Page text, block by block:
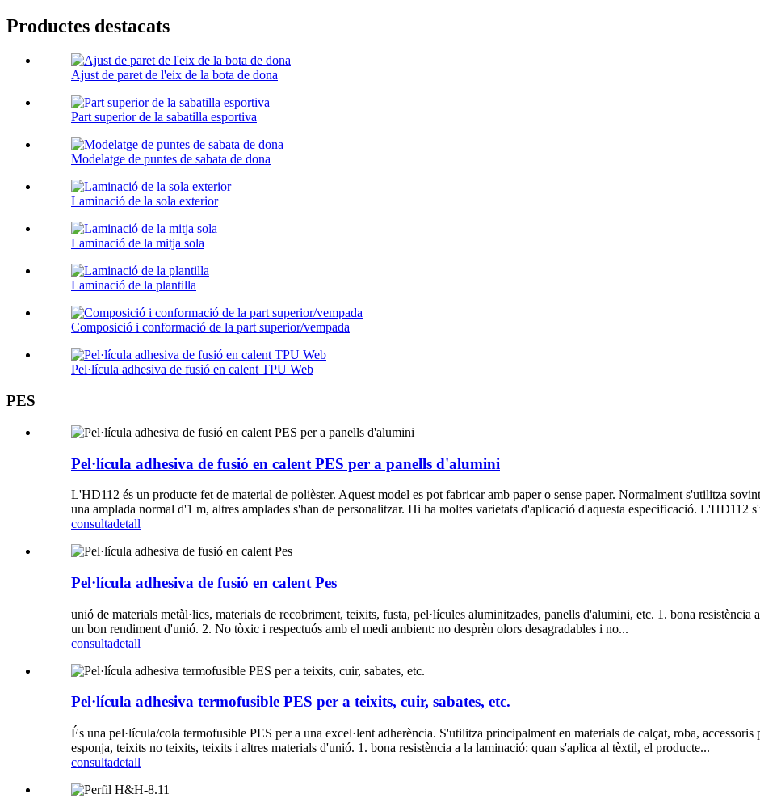
Productes destacats
Ajust de paret de l'eix de la bota de dona
Part superior de la sabatilla esportiva
Modelatge de puntes de sabata de dona
Laminació de la sola exterior
Laminació de la mitja sola
Laminació de la plantilla
Composició i conformació de la part superior/vempada
Pel·lícula adhesiva de fusió en calent TPU Web
PES
Pel·lícula adhesiva de fusió en calent PES per a panells d'alumini
L'HD112 és un producte fet de material de polièster. Aquest model es pot fabricar amb paper o sense paper. Normalment s'utilitza
una amplada normal d'1 m, altres amplades s'han de personalitzar. Hi ha moltes varietats d'aplicació d'aquesta especificació. L'HD112
consultadetall
Pel·lícula adhesiva de fusió en calent Pes
unió de materials metàl·lics, materials de recobriment, teixits, fusta, pel·lícules aluminitzades, panells d'alumini, etc. 1. bona
un bon rendiment d'unió. 2. No tòxic i respectuós amb el medi ambient: no desprèn olors desagradables i no...
consultadetall
Pel·lícula adhesiva termofusible PES per a teixits, cuir, sabates, etc.
És una pel·lícula/cola termofusible PES per a una excel·lent adherència. S'utilitza principalment en materials de calçat, roba,
esponja, teixits no teixits, teixits i altres materials d'unió. 1. bona resistència a la laminació: quan s'aplica al tèxtil, el producte...
consultadetall